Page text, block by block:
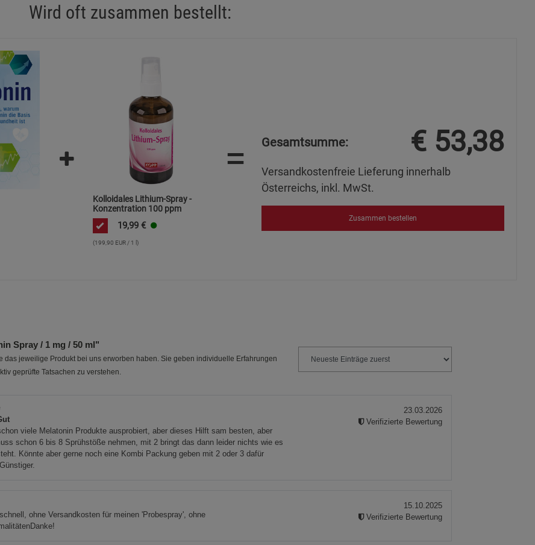
Wird oft zusammen bestellt:
Kolloidales Lithium-Spray -
Konzentration 100 ppm
19,99 €
(199,90 EUR / 1 l)
= Gesamtsumme: € 53,38
Versandkostenfreie Lieferung innerhalb
Österreichs, inkl. MwSt.
Zusammen bestellen
Spray / 1 mg / 50 ml"
jeweilige Produkt bei uns erworben haben. Sie geben individuelle Erfahrungen
geprüfte Tatsachen zu verstehen.
viele Melatonin Produkte ausprobiert, aber dieses Hilft sam besten, aber
schon 6 bis 8 Sprühstöße nehmen, mit 2 bringt das dann leider nichts wie es
Könnte aber gerne noch eine Kombi Packung geben mit 2 oder 3 dafür
23.03.2026
Verifizierte Bewertung
ohne Versandkosten für meinen 'Probespray', ohne
15.10.2025
Verifizierte Bewertung
Marketing Cookies (3) Marketing Cookies